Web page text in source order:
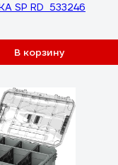
SP RD 533246
В корзину